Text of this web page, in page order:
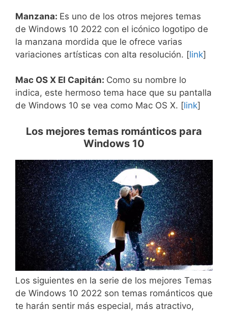
Manzana: Es uno de los otros mejores temas
de Windows 10 2022 con el icónico logotipo de
la manzana mordida que le ofrece varias
variaciones artísticas con alta resolución. [link]
Mac OS X EI Capitán: Como su nombre lo
indica, este hermoso tema hace que su pantalla
de Windows 10 se vea como Mac OS X. [link]
Los mejores temas románticos para
Windows 10
Los siguientes en la serie de los mejores Temas
de Windows 10 2022 son temas románticos que
te harán sentir más especial, más atractivo,